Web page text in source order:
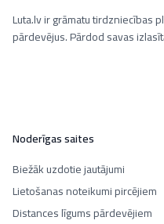
Luta.lv ir grāmatu tirdzniecības
pārdevējus. Pārdod savas
Noderīgas saites
Biežāk uzdotie jautājumi
Lietošanas noteikumi pircējiem
Distances līgums pārdevējiem